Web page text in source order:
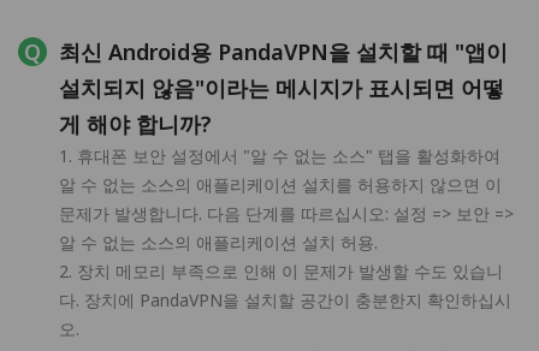
최신 Android용 PandaVPN을 설치할 때 "앱이
설치되지 않음"이라는 메시지가 표시되면 어떻
게 해야 합니까?
1. 휴대폰 보안 설정에서 "알 수 없는 소스" 탭을 활성화하여
알 수 없는 소스의 애플리케이션 설치를 허용하지 않으면 이
문제가 발생합니다. 다음 단계를 따르십시오: 설정 => 보안 =>
알 수 없는 소스의 애플리케이션 설치 허용.
2. 장치 메모리 부족으로 인해 이 문제가 발생할 수도 있습니
다. 장치에 PandaVPN을 설치할 공간이 충분한지 확인하십시
오.